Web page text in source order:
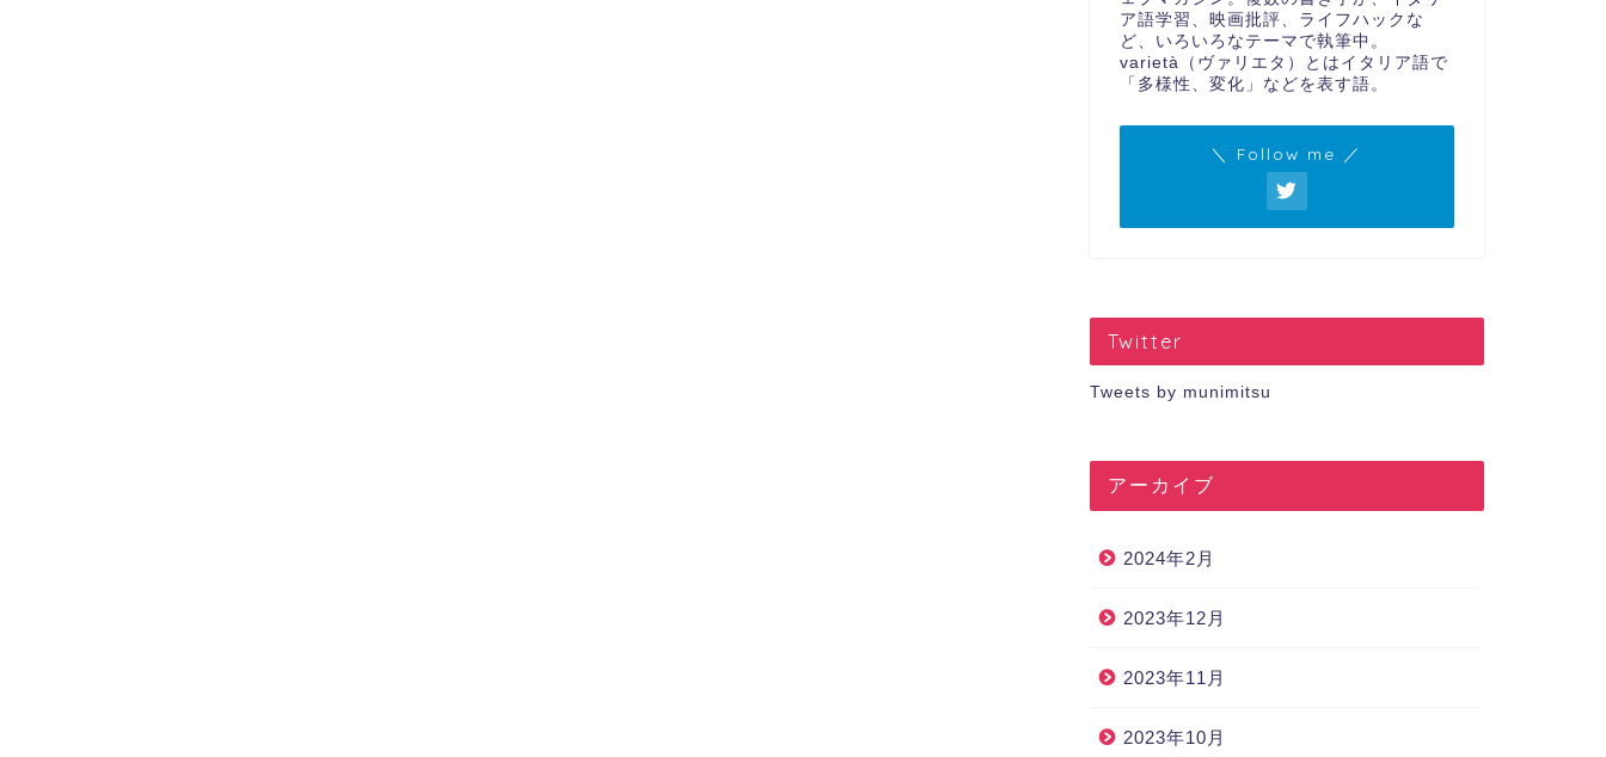
ア語学習、映画批評、ライフハックな
ど、いろいろなテーマで執筆中。
varietà（ヴァリエタ）とはイタリア語で
「多様性、変化」などを表す語。
＼ Follow me ／
Twitter
Tweets by munimitsu
アーカイブ
2024年2月
2023年12月
2023年11月
2023年10月